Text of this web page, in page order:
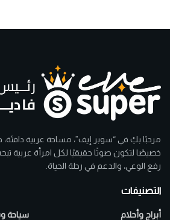
مرحبًا بكِ في “سوبر إيف”، مساحة عربية
خصيصًا لتكون صوتًا حقيقيًا لكل امرأة عربية
رفع الوعي، والدعم في رحلة الحياة.
التصنيفات
أبراج وأحلام
سياحة